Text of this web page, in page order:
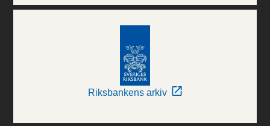
Riksbankens arkiv